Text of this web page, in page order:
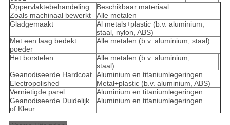
Oppervlaktebehandeling
Beschikbaar materiaal
Zoals machinaal bewerkt
Alle metalen
Gladgemaakt
Al metals+plastic (b.v. aluminium,
staal, nylon, ABS)
Met een laag bedekt
poeder
Alle metalen (b.v. aluminium, staal)
Het borstelen
Alle metalen (b.v. aluminium,
staal)
Geanodiseerde Hardcoat Aluminium en titaniumlegeringen
Electropolished
Metal+plastic (b.v. aluminium, ABS)
Vernietigde parel
Aluminium en titaniumlegeringen
Geanodiseerde Duidelijk
of Kleur
Aluminium en titaniumlegeringen